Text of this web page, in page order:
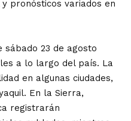
pronósticos variados en
23 de agosto
a lo largo del país. La
en algunas ciudades,
En la Sierra,
registrarán